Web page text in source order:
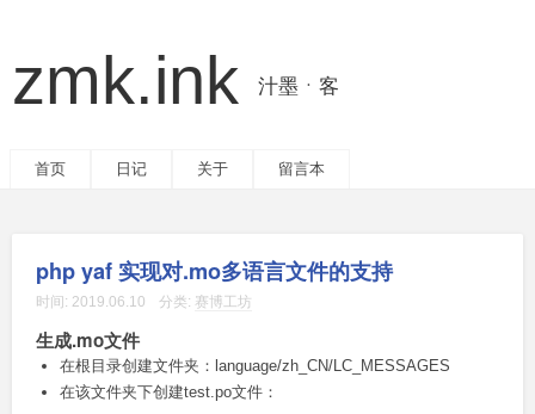
zmk.ink 汁墨ㆍ客
首页 日记 关于 留言本
php yaf 实现对.mo多语言文件的支持
时间: 2019.06.10 分类: 赛博工坊
生成.mo文件
在根目录创建文件夹：language/zh_CN/LC_MESSAGES
在该文件夹下创建test.po文件：